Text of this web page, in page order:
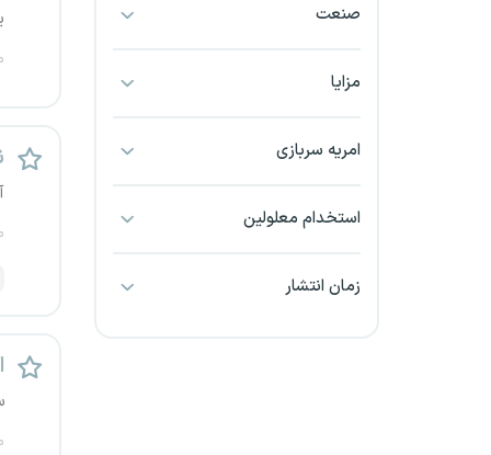
بجنورد
خراسان جنوبی
صنعت
مزایا
امریه سربازی
استخدام معلولین
زمان انتشار